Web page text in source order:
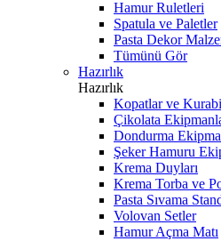
Hamur Ruletleri
Spatula ve Paletler
Pasta Dekor
Tümünü Gör
Hazırlık
Hazırlık
Kopatlar ve
Çikolata
Dondurma
Şeker Hamuru
Krema Duyları
Krema Torba ve
Pasta Sıvama
Volovan Setler
Hamur Açma Matı